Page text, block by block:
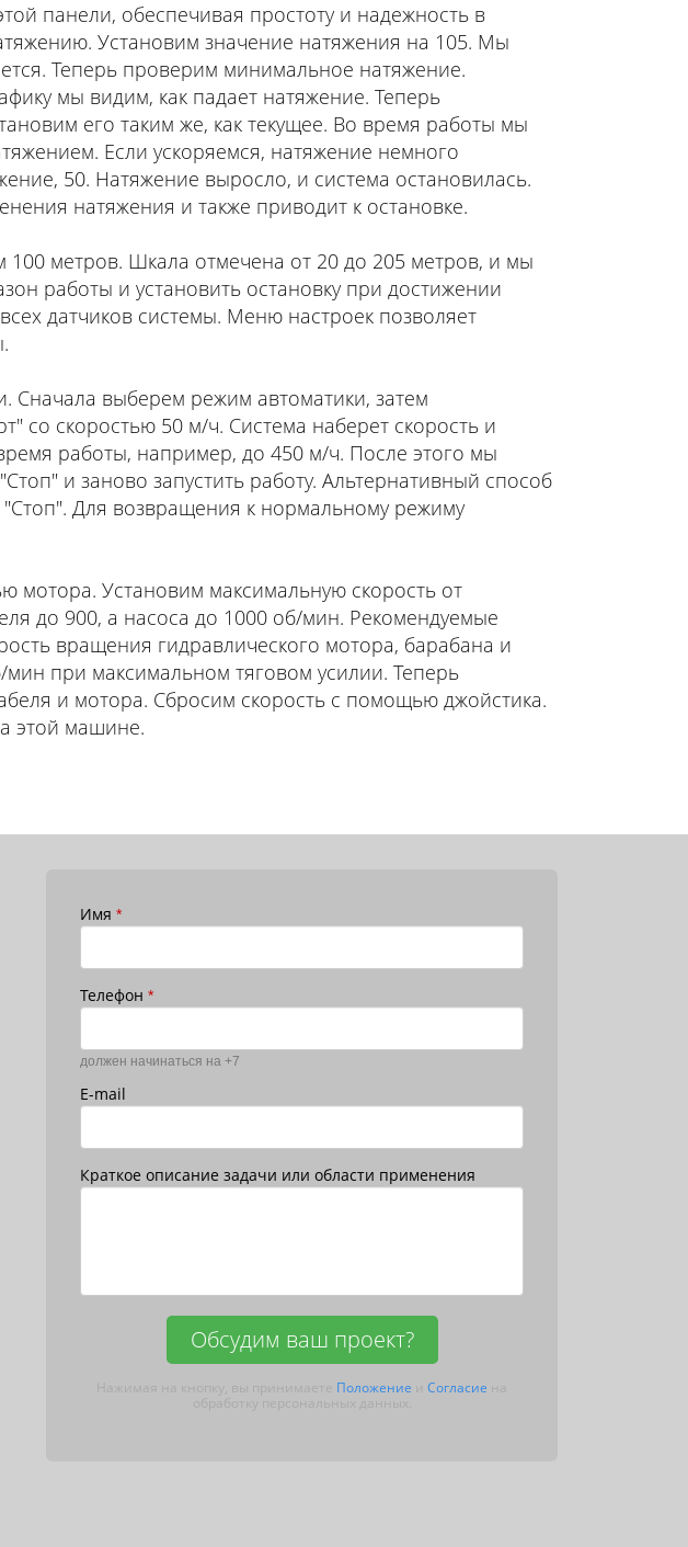
панели, обеспечивая простоту и надежность в
Установим значение натяжения на 105. Мы
Теперь проверим минимальное натяжение.
мы видим, как падает натяжение. Теперь
его таким же, как текущее. Во время работы мы
Если ускоряемся, натяжение немного
50. Натяжение выросло, и система остановилась.
натяжения и также приводит к остановке.
метров. Шкала отмечена от 20 до 205 метров, и мы
работы и установить остановку при достижении
датчиков системы. Меню настроек позволяет
Сначала выберем режим автоматики, затем
со скоростью 50 м/ч. Система наберет скорость и
работы, например, до 450 м/ч. После этого мы
и заново запустить работу. Альтернативный способ
Для возвращения к нормальному режиму
мотора. Установим максимальную скорость от
до 900, а насоса до 1000 об/мин. Рекомендуемые
вращения гидравлического мотора, барабана и
при максимальном тяговом усилии. Теперь
и мотора. Сбросим скорость с помощью джойстика.
этой машине.
Имя *
Телефон *
должен начинаться на +7
E-mail
Краткое описание задачи или области применения
Обсудим ваш проект?
Нажимая на кнопку, вы принимаете Положение и Согласие
обработку персональных данных.